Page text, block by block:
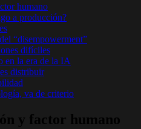
humano
a producción?
“disempowerment”
difíciles
en la era de la IA
distribuir
va de criterio
y factor humano